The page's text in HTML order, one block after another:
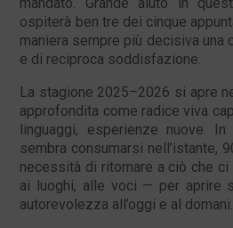
mandato. Grande aiuto in
ospiterà ben tre dei cinque
maniera sempre più decisiva una
e di reciproca soddisfazione.
La stagione 2025–2026 si apre
approfondita come radice viva
linguaggi, esperienze nuove.
sembra consumarsi nell’istante,
necessità di ritornare a ciò che
ai luoghi, alle voci — per aprire
autorevolezza all’oggi e al domani.